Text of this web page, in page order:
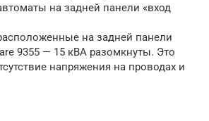
на задней панели «вход
на задней панели
9355 — 15 кВА разомкнуты. Это
напряжения на проводах и